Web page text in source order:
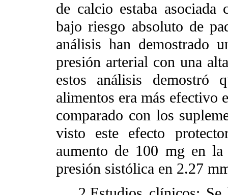
de calcio estaba
bajo riesgo absoluto de
análisis han demostrado
presión arterial con una
estos análisis demostró
alimentos era más efectivo
comparado con los
visto este efecto
aumento de 100 mg en
presión sistólica en 2.27